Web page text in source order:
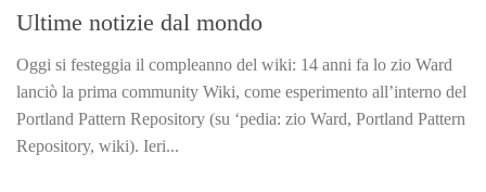
Ultime notizie dal mondo
Oggi si festeggia il compleanno del wiki: 14 anni fa lo zio Ward
lanciò la prima community Wiki, come esperimento all’interno del
Portland Pattern Repository (su ‘pedia: zio Ward, Portland Pattern
Repository, wiki). Ieri...